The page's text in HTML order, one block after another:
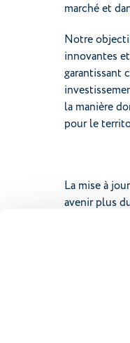
marché et
Notre
innovantes
garantissant
la manière
pour le
La mise à
avenir plus
stratégies,
et votre
Pour plus